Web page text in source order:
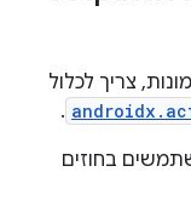
צריך לכלול
.
בחוזים